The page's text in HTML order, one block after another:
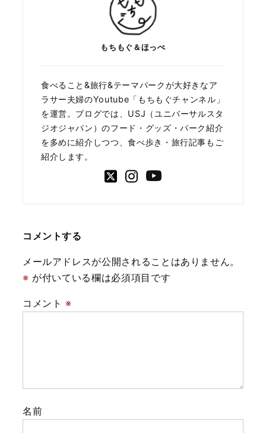
もちもぐ＆ほっぺ
食べること&旅行&テーマパークが大好きなア
ラサー夫婦のYoutube「もちもぐチャンネル」
を運営。ブログでは、USJ（ユニバーサルスタ
ジオジャパン）のフード・グッズ・パーク紹介
を多めに紹介しつつ、食べ歩き・旅行記事もご
紹介します。
コメントする
メールアドレスが公開されることはありません。
※ が付いている欄は必須項目です
コメント ※
名前